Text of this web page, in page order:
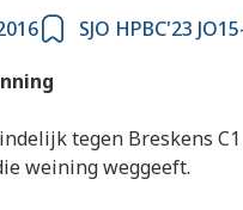
SJO HPBC'23
tegen Breskens
weining weggeeft.